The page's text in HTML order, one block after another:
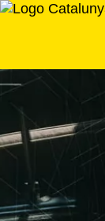
Aller